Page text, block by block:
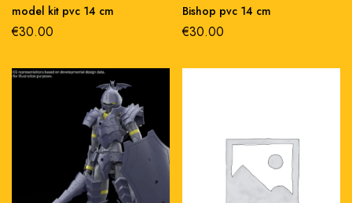
model kit pvc 14 cm
€30.00
Bishop pvc 14 cm
€30.00